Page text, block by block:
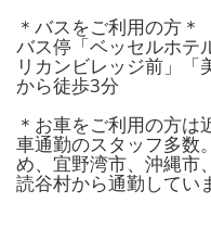
＊バスをご利用の方＊
バス停「ベッセルホテ
リカンビレッジ前」「
から徒歩3分
＊お車をご利用の方は
車通勤のスタッフ多数
め、宜野湾市、沖縄市
読谷村から通勤してい